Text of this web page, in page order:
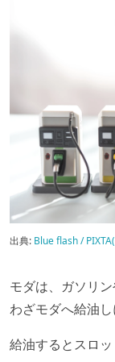
出典: Blue flash /
モダは、ガソリ
わざモダへ給油し
給油するとスロ